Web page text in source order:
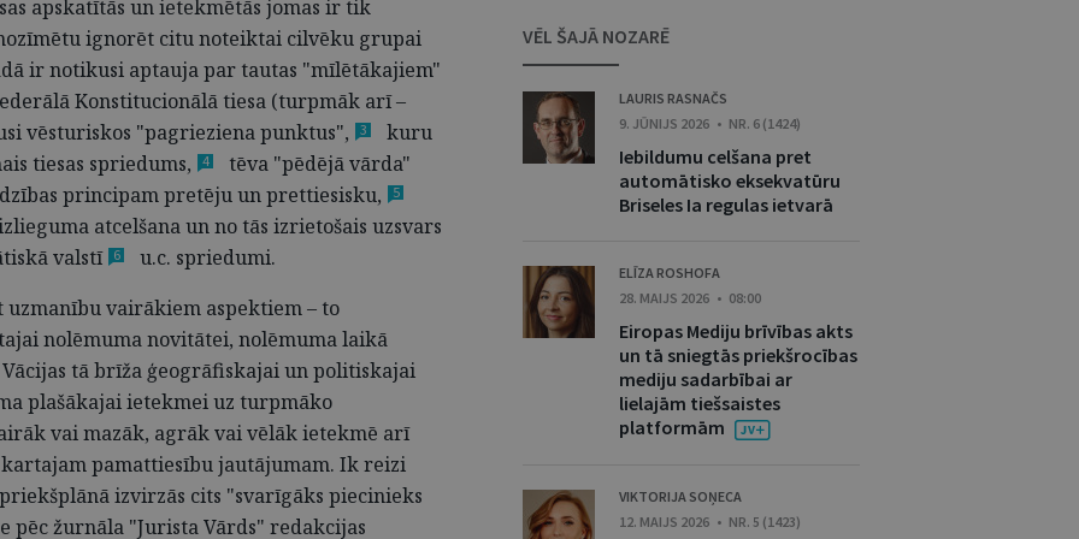
apskatītās un ietekmētās jomas ir tik
ignorēt citu noteiktai cilvēku grupai
ir notikusi aptauja par tautas "mīlētākajiem"
Konstitucionālā tiesa (turpmāk arī –
vēsturiskos "pagrieziena punktus", 3
kuru
tiesas spriedums, 4
tēva "pēdējā vārda"
principam pretēju unprettiesisku, 5
atcelšana un no tās izrietošais uzsvars
valstī 6
u.c. spriedumi.
vairākiem aspektiem – to
nolēmuma novitātei, nolēmuma laikā
tā brīža ģeogrāfiskajai un politiskajai
plašākajai ietekmei uz turpmāko
vai mazāk, agrāk vai vēlāk ietekmē arī
pamattiesību jautājumam. Ik reizi
izvirzās cits "svarīgāks piecinieks
pēc žurnāla "Jurista Vārds" redakcijas
VĒL ŠAJĀ NOZARĒ
LAURIS RASNAČS
9. JŪNIJS 2026 • NR. 6 (1424)
Iebildumu celšana pret
automātisko eksekvatūru
Briseles Ia regulas ietvarā
ELĪZA ROSHOFA
28. MAIJS 2026 • 08:00
Eiropas Mediju brīvības akts
un tā sniegtās priekšrocības
mediju sadarbībai ar
lielajām tiešsaistes
platformām
VIKTORIJA SOŅECA
12. MAIJS 2026 • NR. 5 (1423)